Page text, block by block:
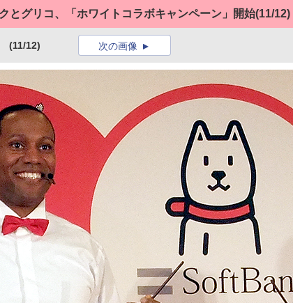
とグリコ、「ホワイトコラボキャンペーン」開始(11/12)
(11/12) 次の画像